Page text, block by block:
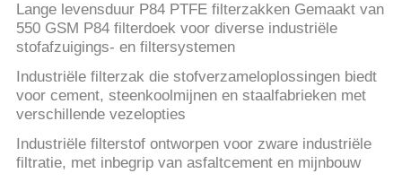
Lange levensduur P84 PTFE filterzakken Gemaakt van
550 GSM P84 filterdoek voor diverse industriële
stofafzuigings- en filtersystemen
Industriële filterzak die stofverzameloplossingen biedt
voor cement, steenkoolmijnen en staalfabrieken met
verschillende vezelopties
Industriële filterstof ontworpen voor zware industriële
filtratie, met inbegrip van asfaltcement en mijnbouw